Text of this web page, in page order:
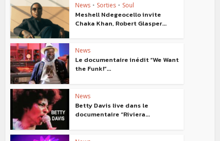
News • Sorties • Soul
Meshell Ndegeocello invite
Chaka Khan, Robert Glasper...
News
Le documentaire inédit “We Want
the Funk!”...
News
Betty Davis live dans le
documentaire “Riviera...